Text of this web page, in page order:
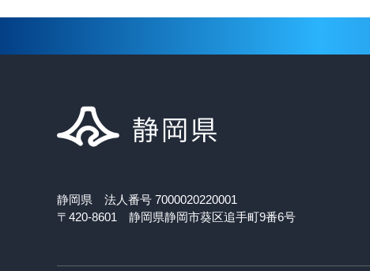
静岡県 法人番号 7000020220001
〒420-8601 静岡県静岡市葵区追手町9番6号